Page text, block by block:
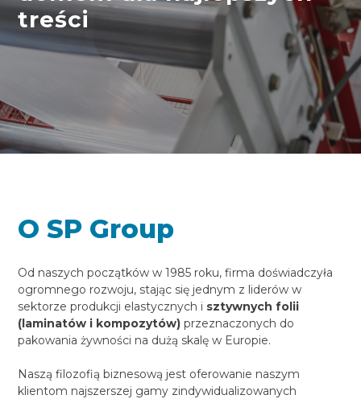
treści
O SP Group
Od naszych początków w 1985 roku, firma doświadczyła
ogromnego rozwoju, stając się jednym z liderów w
sektorze produkcji elastycznych i sztywnych folii
(laminatów i kompozytów) przeznaczonych do
pakowania żywności na dużą skalę w Europie.
Naszą filozofią biznesową jest oferowanie naszym
klientom najszerszej gamy zindywidualizowanych